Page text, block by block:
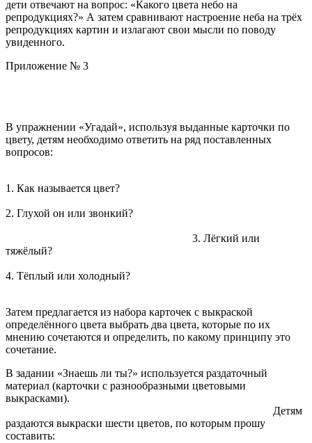
дети отвечают на вопрос: «Какого цвета небо на
репродукциях?» А затем сравнивают настроение неба на трёх
репродукциях картин и излагают свои мысли по поводу
увиденного.
Приложение № 3
В упражнении «Угадай», используя выданные карточки по
цвету, детям необходимо ответить на ряд поставленных
вопросов:
1. Как называется цвет?
2. Глухой он или звонкий?
3. Лёгкий или
тяжёлый?
4. Тёплый или холодный?
Затем предлагается из набора карточек с выкраской
определённого цвета выбрать два цвета, которые по их
мнению сочетаются и определить, по какому принципу это
сочетание.
В задании «Знаешь ли ты?» используется раздаточный
материал (карточки с разнообразными цветовыми
выкрасками).
Детям
раздаются выкраски шести цветов, по которым прошу
составить: